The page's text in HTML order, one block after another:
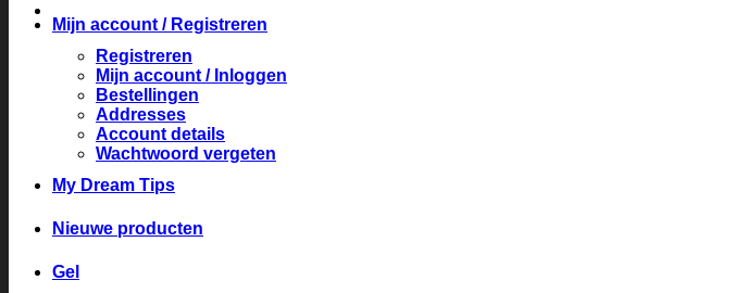
Mijn account / Registreren
Registreren
Mijn account / Inloggen
Bestellingen
Addresses
Account details
Wachtwoord vergeten
My Dream Tips
Nieuwe producten
Gel